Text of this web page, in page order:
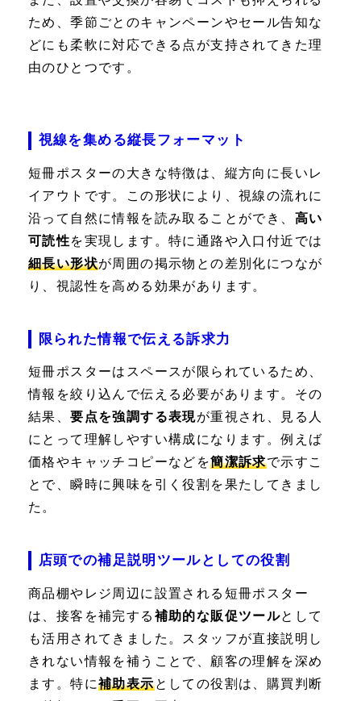
ため、季節ごとのキャンペーンやセール告知な
どにも柔軟に対応できる点が支持されてきた理
由のひとつです。
視線を集める縦長フォーマット
短冊ポスターの大きな特徴は、縦方向に長いレ
イアウトです。この形状により、視線の流れに
沿って自然に情報を読み取ることができ、 高い
可読性を実現します。特に通路や入口付近では
細長い形状が周囲の掲示物との差別化につなが
り、視認性を高める効果があります。
限られた情報で伝える訴求力
短冊ポスターはスペースが限られているため、
情報を絞り込んで伝える必要があります。その
結果、要点を強調する表現が重視され、見る人
にとって理解しやすい構成になります。例えば
価格やキャッチコピーなどを簡潔訴求で示すこ
とで、瞬時に興味を引く役割を果たしてきまし
た。
店頭での補足説明ツールとしての役割
商品棚やレジ周辺に設置される短冊ポスター
は、接客を補完する 補助的な販促ツールとして
も活用されてきました。スタッフが直接説明し
きれない情報を補うことで、顧客の理解を深め
ます。特に補助表示としての役割は、購買判断